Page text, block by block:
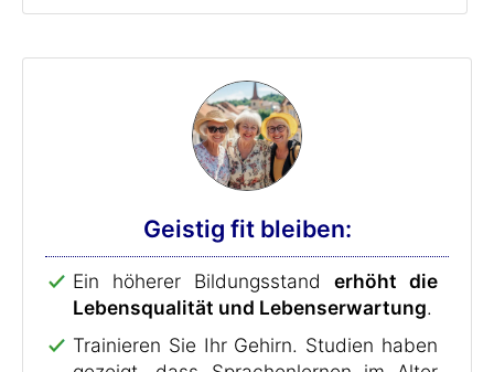
Geistig fit bleiben:
Ein höherer Bildungsstand erhöht die
Lebensqualität und Lebenserwartung.
Trainieren Sie Ihr Gehirn. Studien haben